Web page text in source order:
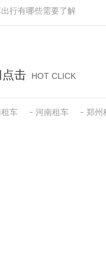
行有哪些需要了解
击 HOT CLICK
车 河南租车 郑州